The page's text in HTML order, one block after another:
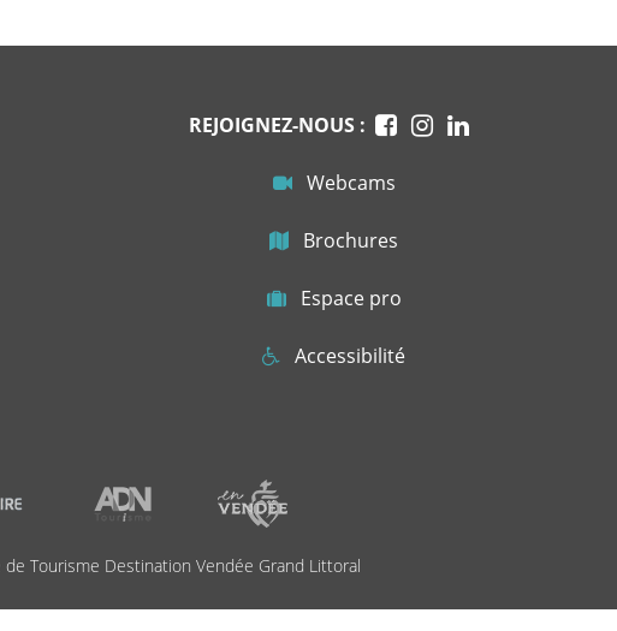
REJOIGNEZ-NOUS :
Webcams
Brochures
Espace pro
Accessibilité
Tourisme Destination Vendée Grand Littoral